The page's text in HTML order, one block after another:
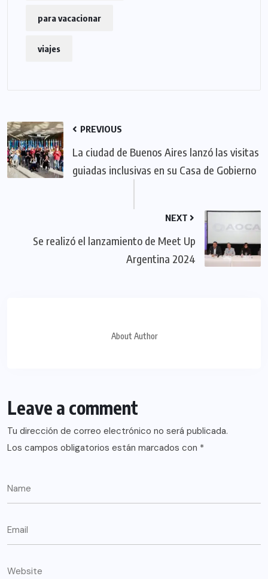
para vacacionar
viajes
PREVIOUS
La ciudad de Buenos Aires lanzó las visitas
guiadas inclusivas en su Casa de Gobierno
NEXT
Se realizó el lanzamiento de Meet Up
Argentina 2024
About Author
Leave a comment
Tu dirección de correo electrónico no será publicada.
Los campos obligatorios están marcados con *